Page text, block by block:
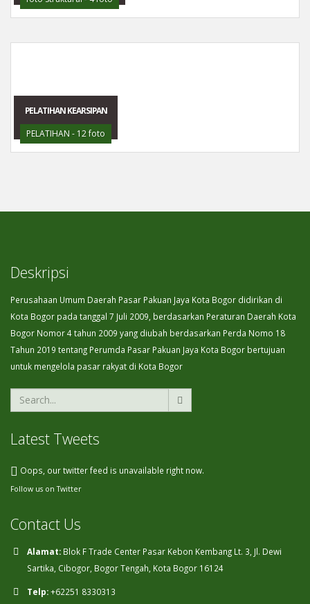
PELATIHAN KEARSIPAN
PELATIHAN - 12 foto
Deskripsi
Perusahaan Umum Daerah Pasar Pakuan Jaya Kota Bogor didirikan di
Kota Bogor pada tanggal 7 Juli 2009, berdasarkan Peraturan Daerah Kota
Bogor Nomor 4 tahun 2009 yang diubah berdasarkan Perda Nomo 18
Tahun 2019 tentang Perumda Pasar Pakuan Jaya Kota Bogor bertujuan
untuk mengelola pasar rakyat di Kota Bogor
Latest Tweets
Oops, our twitter feed is unavailable right now.
Follow us on Twitter
Contact Us
Alamat: Blok F Trade Center Pasar Kebon Kembang Lt. 3, Jl. Dewi
Sartika, Cibogor, Bogor Tengah, Kota Bogor 16124
Telp:+62251 8330313